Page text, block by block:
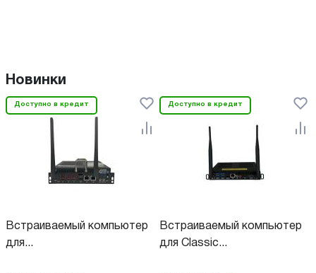
Новинки
Доступно в кредит
Встраиваемый компьютер
для...
Доступно в кредит
Встраиваемый компьютер
для Classic...